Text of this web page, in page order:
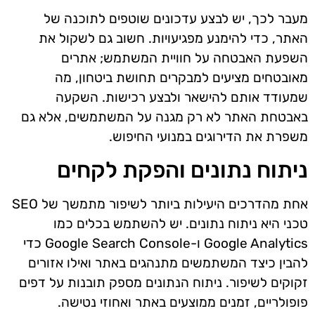
מעבר לכך, יש לבצע עדכונים שוטפים לתוכנה של
האתר, כדי להימנע מפגיעויות. חשוב גם לשקול את
השפעת האבטחה על חוויית המשתמש; אתרים
מאובטחים מציעים למבקרים תחושת ביטחון, מה
שמעודד אותם להישאר ולבצע רכישות. השקעה
באבטחת האתר לא רק מגנה על המשתמשים, אלא גם
משפרת את הדירוגים במנועי החיפוש.
ניתוח נתונים והפקת לקחים
אחת מהדרכים היעילות ביותר לשיפור מתמשך של SEO
טכני היא ניתוח נתונים. יש להשתמש בכלים כמו
Google Analytics ו-Google Search Console כדי
להבין כיצד המשתמשים מתנהגים באתר ואילו אזורים
זקוקים לשיפור. ניתוח הנתונים מספק תובנות על דפים
פופולריים, זמנים ממוצעים באתר ואחוזי נטישה.